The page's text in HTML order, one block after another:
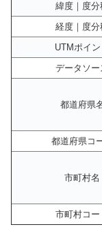
緯度｜度分
経度｜度分
UTMポイン
データソー
都道府県
都道府県コ
市町村名
市町村コー